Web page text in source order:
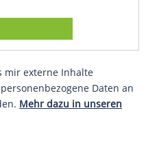
mir externe Inhalte
Daten an
Mehr dazu in unseren